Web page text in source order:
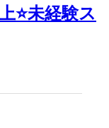
⭐未経験ス